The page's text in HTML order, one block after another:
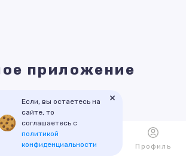
приложение
Если, вы остаетесь на
сайте, то
соглашаетесь с
политикой
конфиденциальности
×
Каталог Избранное Профиль